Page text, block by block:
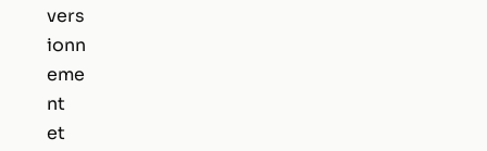
vers
ionn
eme
nt
et